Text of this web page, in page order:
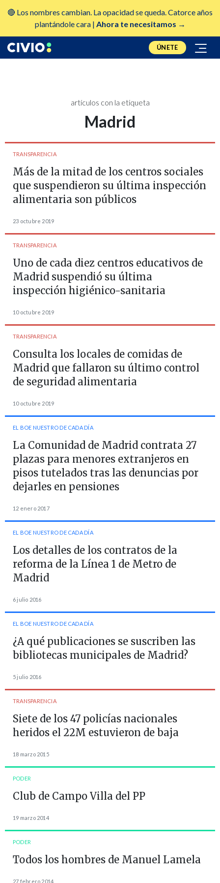
🔴 Los nombres cambian. La opacidad se queda. Catorce años
plantándole cara | Ahora te necesitamos →
ÚNETE
artículos con la etiqueta
Madrid
TRANSPARENCIA
Más de la mitad de los centros sociales
que suspendieron su última inspección
alimentaria son públicos
23 octubre 2019
TRANSPARENCIA
Uno de cada diez centros educativos de
Madrid suspendió su última
inspección higiénico-sanitaria
10 octubre 2019
TRANSPARENCIA
Consulta los locales de comidas de
Madrid que fallaron su último control
de seguridad alimentaria
10 octubre 2019
EL BOE NUESTRO DE CADA DÍA
La Comunidad de Madrid contrata 27
plazas para menores extranjeros en
pisos tutelados tras las denuncias por
dejarles en pensiones
12 enero 2017
EL BOE NUESTRO DE CADA DÍA
Los detalles de los contratos de la
reforma de la Línea 1 de Metro de
Madrid
6 julio 2016
EL BOE NUESTRO DE CADA DÍA
¿A qué publicaciones se suscriben las
bibliotecas municipales de Madrid?
5 julio 2016
TRANSPARENCIA
Siete de los 47 policías nacionales
heridos el 22M estuvieron de baja
18 marzo 2015
PODER
Club de Campo Villa del PP
19 marzo 2014
PODER
Todos los hombres de Manuel Lamela
27 febrero 2014